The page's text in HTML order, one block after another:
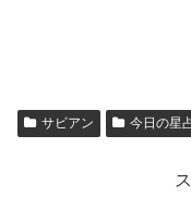
サビアン 今日の星